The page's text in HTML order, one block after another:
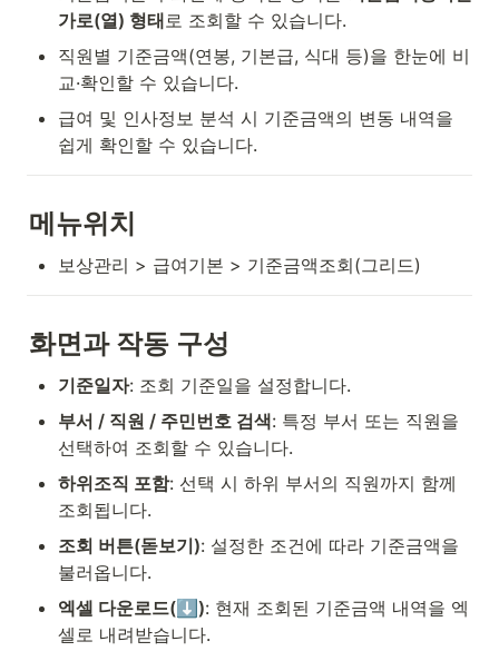
가로(열) 형태로 조회할 수 있습니다.
직원별 기준금액(연봉, 기본급, 식대 등)을 한눈에 비
교·확인할 수 있습니다.
급여 및 인사정보 분석 시 기준금액의 변동 내역을
쉽게 확인할 수 있습니다.
메뉴위치
보상관리 > 급여기본 > 기준금액조회(그리드)
화면과 작동 구성
기준일자: 조회 기준일을 설정합니다.
부서 / 직원 / 주민번호 검색: 특정 부서 또는 직원을
선택하여 조회할 수 있습니다.
하위조직 포함: 선택 시 하위 부서의 직원까지 함께
조회됩니다.
조회 버튼(돋보기): 설정한 조건에 따라 기준금액을
불러옵니다.
엑셀 다운로드(⬇️): 현재 조회된 기준금액 내역을 엑
셀로 내려받습니다.